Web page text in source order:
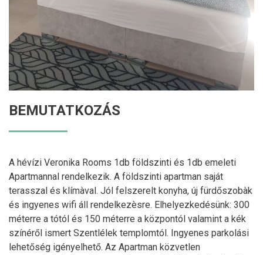
BEMUTATKOZÁS
A hévízi Veronika Rooms 1db földszinti és 1db emeleti
Apartmannal rendelkezik. A földszinti apartman saját
terasszal és klímàval. Jól felszerelt konyha, új fürdőszobàk
és ingyenes wifi áll rendelkezèsre. Elhelyezkedésünk: 300
méterre a tótól és 150 méterre a központól valamint a kék
színéről ismert Szentlélek templomtól. Ingyenes parkolási
lehetőség igényelhető. Az Apartman közvetlen